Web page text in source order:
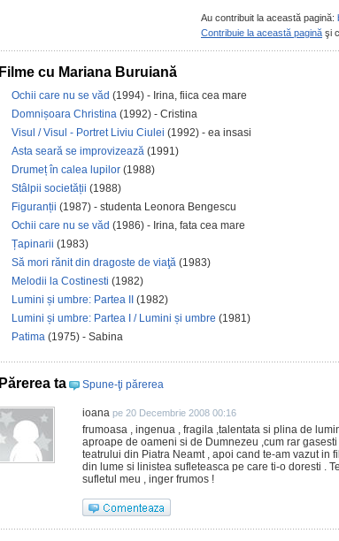
Au contribuit la această pagină:
Contribuie la această pagină şi
Filme cu Mariana Buruiană
Ochii care nu se văd (1994) - Irina, fiica cea mare
Domnișoara Christina (1992) - Cristina
Visul / Visul - Portret Liviu Ciulei (1992) - ea insasi
Asta seară se improvizează (1991)
Drumeț în calea lupilor (1988)
Stâlpii societății (1988)
Figuranții (1987) - studenta Leonora Bengescu
Ochii care nu se văd (1986) - Irina, fata cea mare
Țapinarii (1983)
Să mori rănit din dragoste de viaţă (1983)
Melodii la Costinesti (1982)
Lumini și umbre: Partea II (1982)
Lumini și umbre: Partea I / Lumini și umbre (1981)
Patima (1975) - Sabina
Părerea ta Spune-ţi părerea
ioana pe 20 Decembrie 2008 00:16
frumoasa , ingenua , fragila ,talentata si plina de
aproape de oameni si de Dumnezeu ,cum rar
teatrului din Piatra Neamt , apoi cand te-am vazut in
din lume si linistea sufleteasca pe care ti-o doresti .
sufletul meu , inger frumos !